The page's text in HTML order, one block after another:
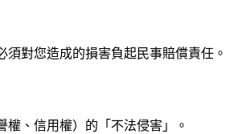
對您造成的損害負起民事賠償責任。
、信用權）的「不法侵害」。